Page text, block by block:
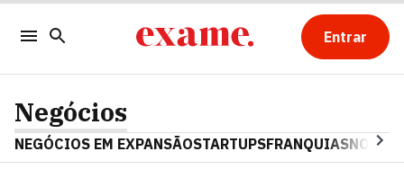
Entrar
Negócios
NEGÓCIOS EM EXPANSÃOSTARTUPSFRANQUIAS